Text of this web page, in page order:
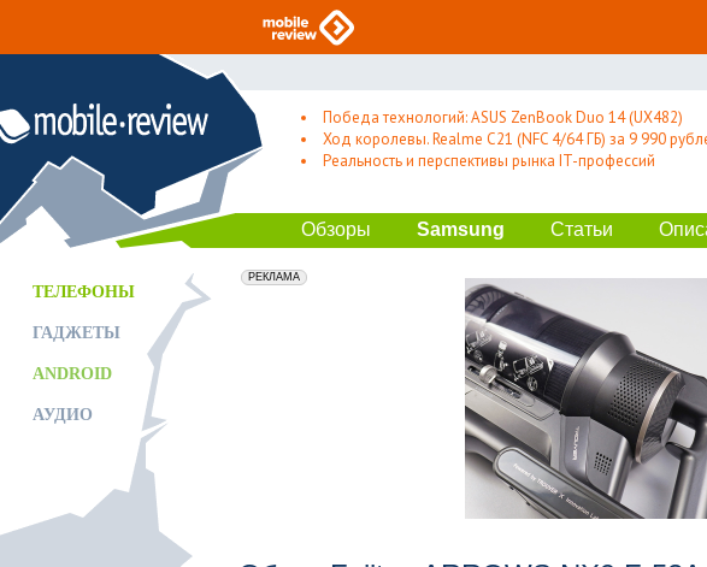
Победа технологий: ASUS ZenBook Duo 14 (UX482)
Ход королевы. Realme C21 (NFC 4/64 ГБ) за 9 990
Реальность и перспективы рынка IT-профессий
Обзоры Samsung Статьи
ТЕЛЕФОНЫ
ГАДЖЕТЫ
ANDROID
АУДИО
erid: 2VfnxxmNzs5
РЕКЛАМА